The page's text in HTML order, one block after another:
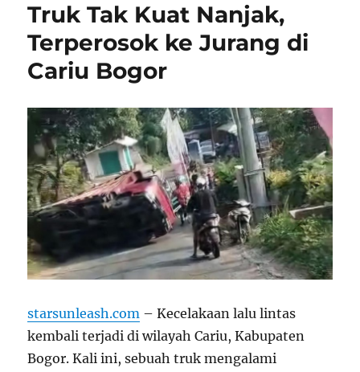
Truk Tak Kuat Nanjak,
Terperosok ke Jurang di
Cariu Bogor
starsunleash.com –Kecelakaan lalu lintas
kembali terjadi di wilayah Cariu, Kabupaten
Bogor. Kali ini, sebuah truk mengalami